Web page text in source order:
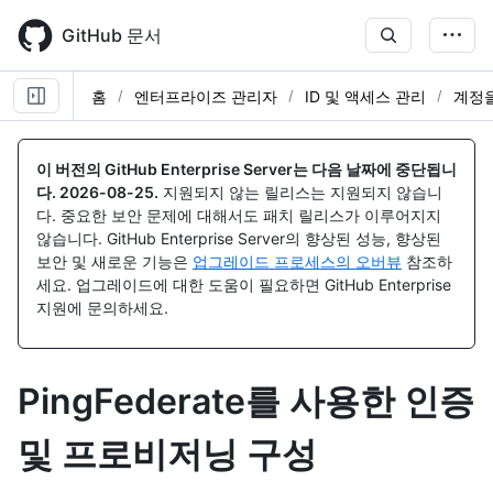
main
content
GitHub 문서
홈 엔터프라이즈 관리자 ID 및 액세스 관리 계정
이 버전의 GitHub Enterprise Server는 다음 날짜에 중단됩니
다. 2026-08-25. 지원되지 않는 릴리스는 지원되지 않습니
다. 중요한 보안 문제에 대해서도 패치 릴리스가 이루어지지
않습니다. GitHub Enterprise Server의 향상된 성능, 향상된
보안 및 새로운 기능은 업그레이드 프로세스의 오버뷰 참조하
세요. 업그레이드에 대한 도움이 필요하면 GitHub Enterprise
지원에 문의하세요.
PingFederate를 사용한 인증
및 프로비저닝 구성